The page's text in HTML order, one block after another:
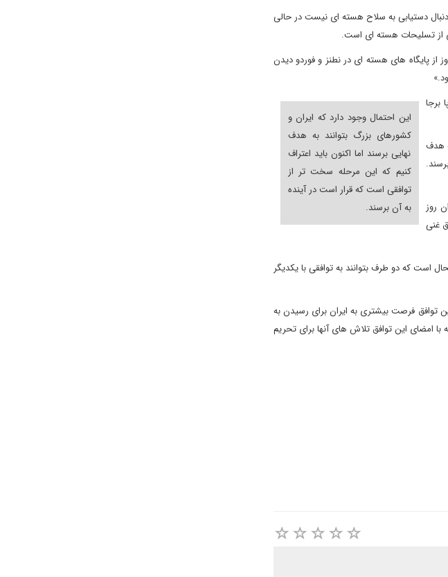
دستیابی به سلاح هسته ای نیست در حالی
از تسلیحات هسته ای است.
از پایگاه های هسته ای در نطنز و فوردو دیدن
این احتمال وجود دارد که ایران و
کشورهای بزرگ بتوانند به هدف
نهایی برسند اما اکنون باید اعتراف
کنیم که این مرحله سخت تر از
توافقی است که قرار است در آینده
به آن برسند.
برجا
هدف
روز
غنی
است که دو طرف بتوانند به توافقی با یکدیگر
که این توافق فرصت بیشتری به ایران برای رسیدن به
امضای این توافق تلاش های آنها برای تحریم